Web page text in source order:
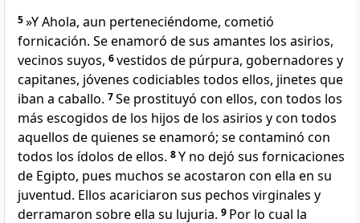
5»Y Ahola, aun perteneciéndome, cometió
fornicación. Se enamoró de sus amantes los asirios,
vecinos suyos, 6vestidos de púrpura, gobernadores y
capitanes, jóvenes codiciables todos ellos, jinetes que
iban a caballo. 7Se prostituyó con ellos, con todos los
más escogidos de los hijos de los asirios y con todos
aquellos de quienes se enamoró; se contaminó con
todos los ídolos de ellos. 8Y no dejó sus fornicaciones
de Egipto, pues muchos se acostaron con ella en su
juventud. Ellos acariciaron sus pechos virginales y
derramaron sobre ella su lujuria. 9 Por lo cual la